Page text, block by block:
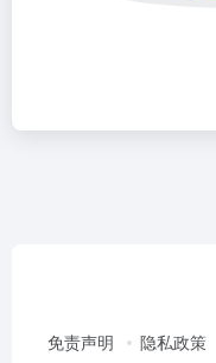
免责声明 隐私政策